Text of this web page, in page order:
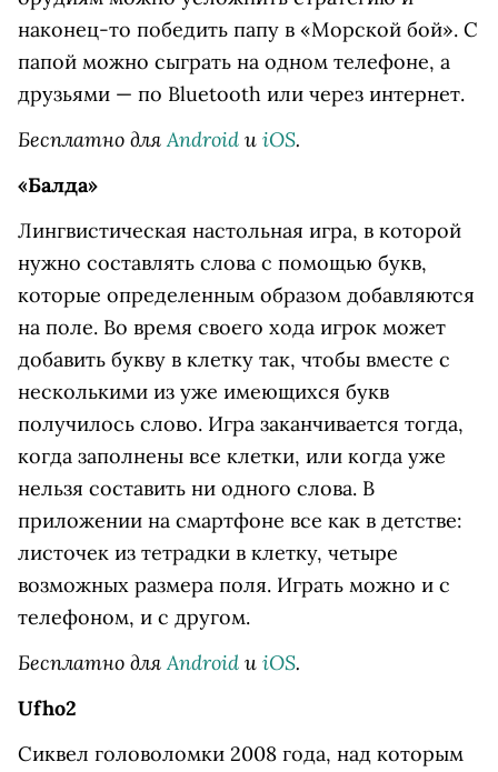
наконец-то победить папу в «Морской бой». С
папой можно сыграть на одном телефоне, а
друзьями — по Bluetooth или через интернет.
Бесплатно дляAndroid и iOS.
«Балда»
Лингвистическая настольная игра, в которой
нужно составлять слова с помощью букв,
которые определенным образом добавляются
на поле. Во время своего хода игрок может
добавить букву в клетку так, чтобы вместе с
несколькими из уже имеющихся букв
получилось слово. Игра заканчивается тогда,
когда заполнены все клетки, или когда уже
нельзя составить ни одного слова. В
приложении на смартфоне все как в детстве:
листочек из тетрадки в клетку, четыре
возможных размера поля. Играть можно и с
телефоном, и с другом.
Бесплатно дляAndroid и iOS.
Ufho2
Сиквел головоломки 2008 года, над которым